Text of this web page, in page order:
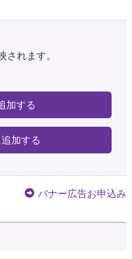
れます。
加する
加する
バナー広告お申込み